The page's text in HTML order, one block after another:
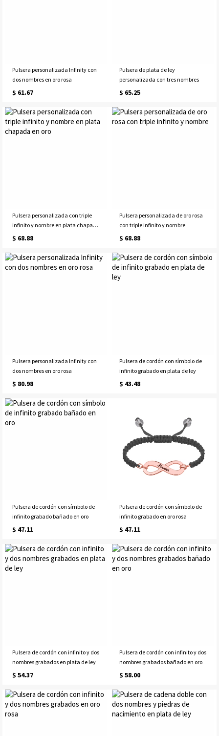
Pulsera personalizada Infinity con
dos nombres en oro rosa
$ 61.67
Pulsera de plata de ley
personalizada con tres nombres
$ 65.25
Pulsera personalizada con triple
infinito y nombre en plata chapada
en oro
$ 68.88
Pulsera personalizada de oro rosa
con triple infinito y nombre
$ 68.88
Pulsera personalizada Infinity con
dos nombres en oro rosa
$ 80.98
Pulsera de cordón con símbolo de
infinito grabado en plata de ley
$ 43.48
Pulsera de cordón con símbolo de
infinito grabado bañado en oro
$ 47.11
Pulsera de cordón con símbolo de
infinito grabado en oro rosa
$ 47.11
Pulsera de cordón con infinito y dos
nombres grabados en plata de ley
$ 54.37
Pulsera de cordón con infinito y dos
nombres grabados bañado en oro
$ 58.00